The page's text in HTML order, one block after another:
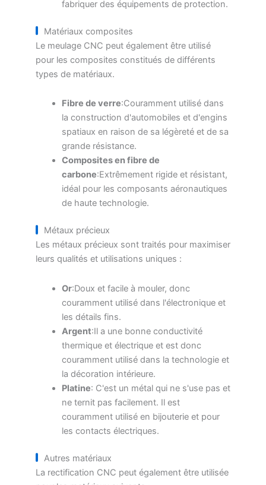
fabriquer des équipements de protection.
Matériaux composites
Le meulage CNC peut également être utilisé
pour les composites constitués de différents
types de matériaux.
Fibre de verre:Couramment utilisé dans
la construction d'automobiles et d'engins
spatiaux en raison de sa légèreté et de sa
grande résistance.
Composites en fibre de
carbone:Extrêmement rigide et résistant,
idéal pour les composants aéronautiques
de haute technologie.
Métaux précieux
Les métaux précieux sont traités pour maximiser
leurs qualités et utilisations uniques :
Or:Doux et facile à mouler, donc
couramment utilisé dans l'électronique et
les détails fins.
Argent:Il a une bonne conductivité
thermique et électrique et est donc
couramment utilisé dans la technologie et
la décoration intérieure.
Platine: C'est un métal qui ne s'use pas et
ne ternit pas facilement. Il est
couramment utilisé en bijouterie et pour
les contacts électriques.
Autres matériaux
La rectification CNC peut également être utilisée